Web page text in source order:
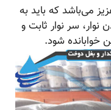
می‌باشد که باید به
سر نوار ثابت و
شود.